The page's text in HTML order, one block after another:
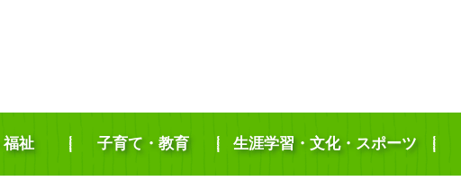
福祉 子育て・教育 生涯学習・文化・スポーツ